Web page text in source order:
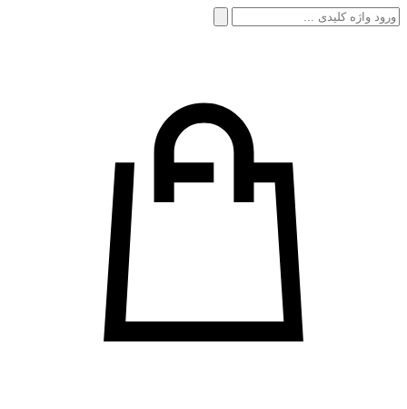
جستجو
برای: